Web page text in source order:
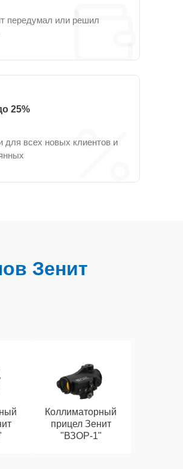
передумал или решил
25%
для всех новых клиентов и
Зенит
Коллиматорный
прицел Зенит
"ВЗОР-1"